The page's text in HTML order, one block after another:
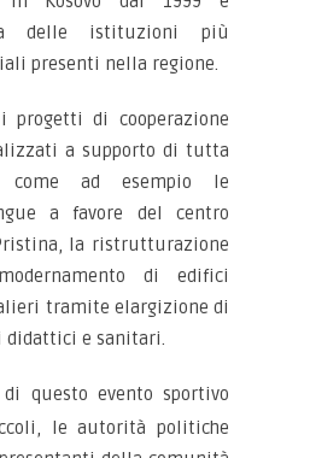
delle istituzioni più
presenti nella regione.
progetti di cooperazione
a supporto di tutta
come ad esempio le
a favore del centro
la ristrutturazione
di edifici
tramite elargizione di
e sanitari.
questo evento sportivo
le autorità politiche